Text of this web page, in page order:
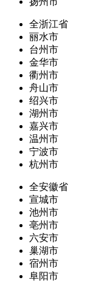
全浙江省
丽水市
台州市
金华市
衢州市
舟山市
绍兴市
湖州市
嘉兴市
温州市
宁波市
杭州市
全安徽省
宣城市
池州市
亳州市
六安市
巢湖市
宿州市
阜阳市